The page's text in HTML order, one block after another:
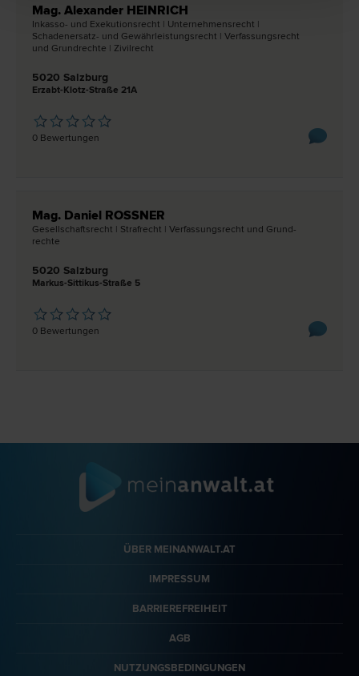
Mag. Alexander HEINRICH
Inkasso- und Exekutions­recht | Unternehmens­recht |
Schadenersatz- und Gewährleistungs­recht | Verfassungs­recht
und Grund­rechte | Zivil­recht
5020 Salzburg
Erzabt-Klotz-Straße 21A
0 Bewertungen
Mag. Daniel ROSSNER
Gesellschafts­recht | Straf­recht | Verfassungs­recht und Grund­
rechte
5020 Salzburg
Markus-Sittikus-Straße 5
0 Bewertungen
ÜBER MEINANWALT.AT
IMPRESSUM
BARRIEREFREIHEIT
AGB
NUTZUNGSBEDINGUNGEN